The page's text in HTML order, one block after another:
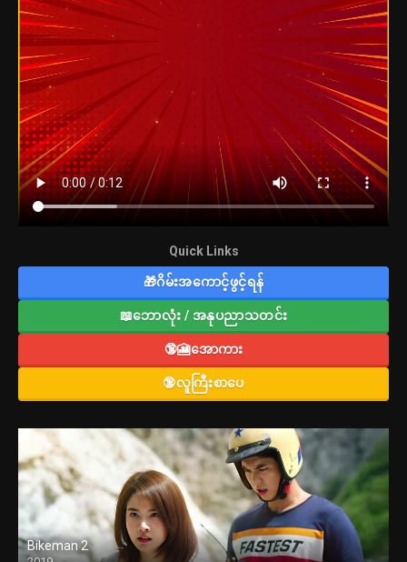
Quick Links
🎁ဂိမ်းအကောင့်ဖွင့်ရန်
📖ဘောလုံး / အနုပညာသတင်း
🔞🎦အောကား
🔞လူကြီးစာပေ
Bikeman 2